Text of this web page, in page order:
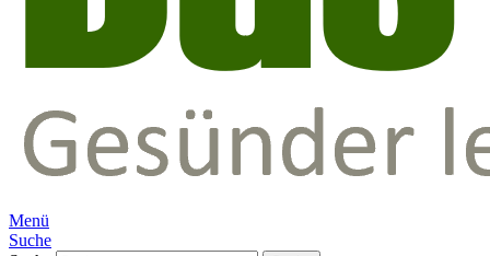
Menü
Suche